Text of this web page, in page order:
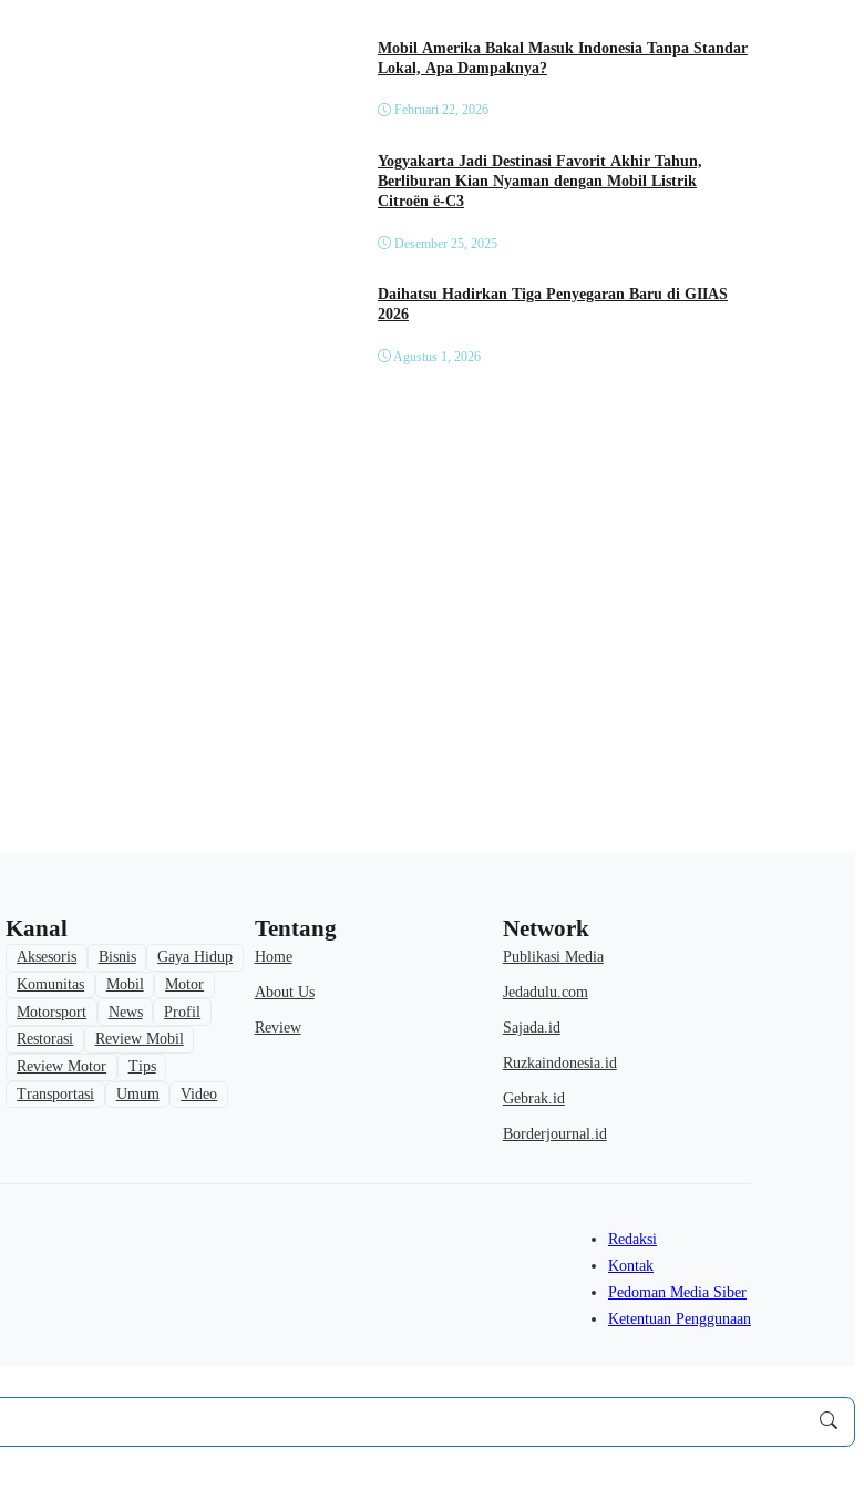
Mobil Amerika Bakal Masuk Indonesia Tanpa Standar
Lokal, Apa Dampaknya?
Februari 22, 2026
Yogyakarta Jadi Destinasi Favorit Akhir Tahun,
Berliburan Kian Nyaman dengan Mobil Listrik
Citroën ë-C3
Desember 25, 2025
Daihatsu Hadirkan Tiga Penyegaran Baru di GIIAS
2026
Agustus 1, 2026
Kanal
Aksesoris Bisnis
Gaya Hidup
Komunitas
Mobil
Motor
Motorsport
News
Profil
Restorasi
Review Mobil
Review Motor
Tips
Transportasi
Umum Video
Tentang
Home
About Us
Review
Network
Publikasi Media
Jedadulu.com
Sajada.id
Ruzkaindonesia.id
Gebrak.id
Borderjournal.id
Redaksi
Kontak
Pedoman Media Siber
Ketentuan Penggunaan